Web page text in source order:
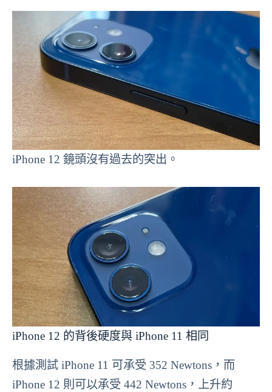
iPhone 12 鏡頭沒有過去的突出。
iPhone 12 的背後硬度與 iPhone 11 相同
根據測試 iPhone 11 可承受 352 Newtons，而
iPhone 12 則可以承受 442 Newtons，上升約